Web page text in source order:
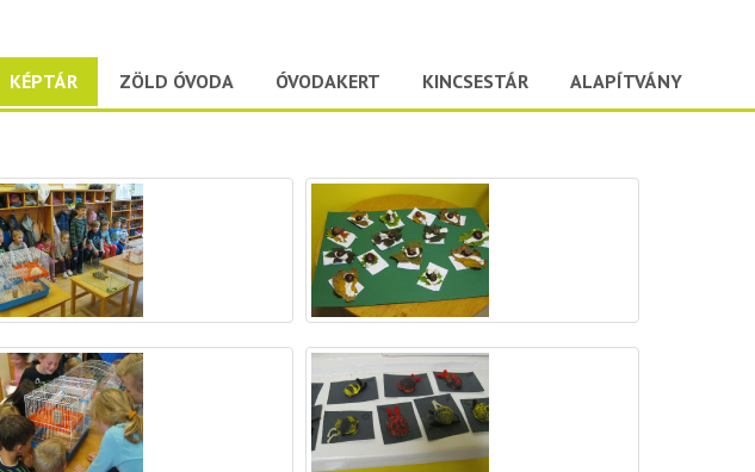
KÉPTÁR ZÖLD ÓVODA ÓVODAKERT KINCSESTÁR ALAPÍTVÁNY